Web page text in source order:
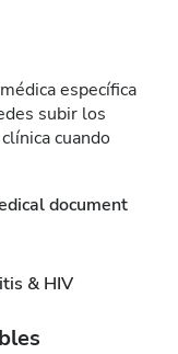
específica
subir los
cuando
document
& HIV